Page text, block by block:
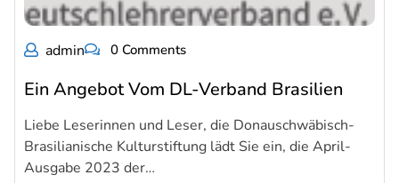
admin 0 Comments
Ein Angebot Vom DL-Verband Brasilien
Liebe Leserinnen und Leser, die Donauschwäbisch-
Brasilianische Kulturstiftung lädt Sie ein, die April-
Ausgabe 2023 der…